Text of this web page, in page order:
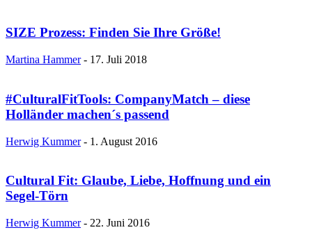
SIZE Prozess: Finden Sie Ihre Größe!
Martina Hammer - 17. Juli 2018
#CulturalFitTools: CompanyMatch – diese
Holländer machen´s passend
Herwig Kummer - 1. August 2016
Cultural Fit: Glaube, Liebe, Hoffnung und ein
Segel-Törn
Herwig Kummer - 22. Juni 2016